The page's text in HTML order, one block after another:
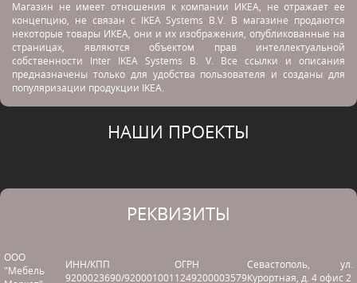
Магазин не имеет отношения к компании ИКЕА, не отражает ее
концепцию, не связан с IKEA Systems B.V. В магазине продаются
некоторые товары ИКЕА, они и их изображения, опубликованные на
страницах, являются объектом прав интеллектуальной
собственности Inter IKEA Systems B. V. Все ссылки и описания
предназначены только для удобства пользователя и созданы для
популяризации продукции IKEA.
НАШИ ПРОЕКТЫ
РЕКВИЗИТЫ
ООО
"Мебель
ИНН/КПП
9200023690/920001001
ОГРН
1249200003579
Севастополь, ул.
Курортная, д. 4 офис 2